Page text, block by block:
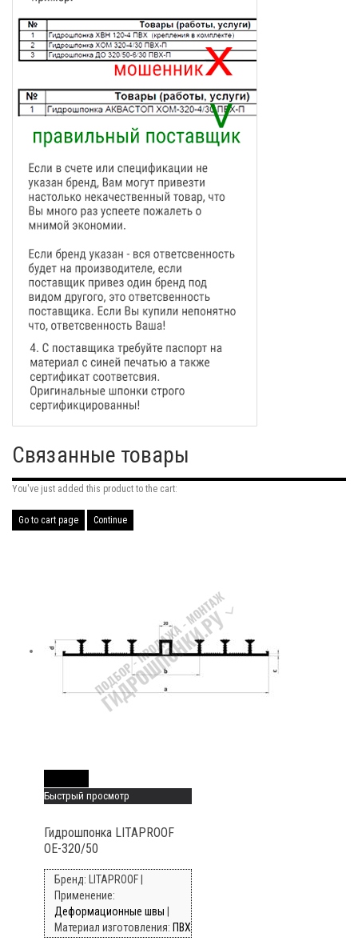
Связанные товары
You've just added this product to the cart:
Go to cart page Continue
Быстрый просмотр
Гидрошпонка LITAPROOF
OE-320/50
Бренд: LITAPROOF |
Применение:
Деформационные швы
Материал изготовления: ПВХ